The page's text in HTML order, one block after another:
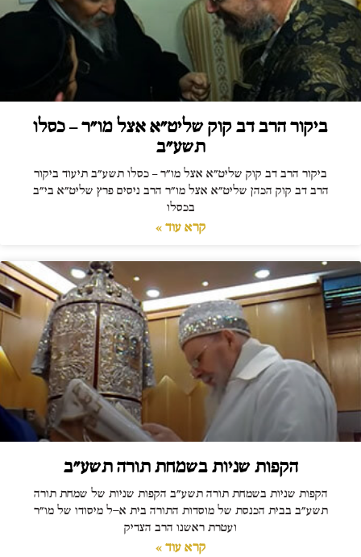
ביקור הרב דב קוק שליט"א אצל מו"ר – כסלו
תשע"ב
ביקור הרב דב קוק שליט"א אצל מו"ר – כסלו תשע"ב תיעוד ביקור
הרב דב קוק הכהן שליט"א אצל מו"ר הרב ניסים פרץ שליט"א בי"ב
בכסלו
קרא עוד »
הקפות שניות בשמחת תורה תשע"ב
הקפות שניות בשמחת תורה תשע"ב הקפות שניות של שמחת תורה
תשע"ב בבית הכנסת של מוסדות התורה בית א-ל מיסודו של מו"ר
ועטרת ראשנו הרב הצדיק
קרא עוד »